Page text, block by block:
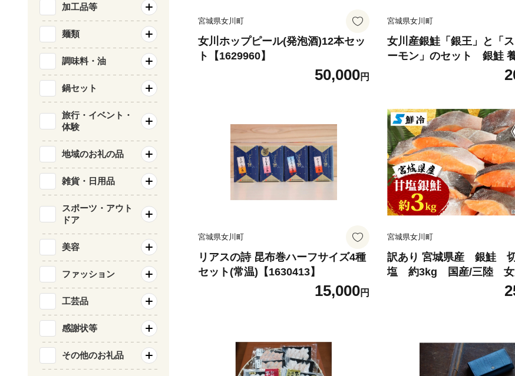
宮城県女川町
女川ホップピール(発泡酒)12本セッ
ト【1629960】
50,000円
宮城県女川町
女川産銀鮭「銀王」と「
ーモン」のセット 銀鮭
宮城県女川町
リアスの詩 昆布巻ハーフサイズ4種
セット(常温)【1630413】
15,000円
宮城県女川町
訳あり 宮城県産 銀鮭
塩 約3kg 国産/三陸 女
あり 銀鮭 さけ サケ 魚 海
塩 美味しい 人気 宮城県産
加工品等
麺類
調味料・油
鍋セット
旅行・イベント・
体験
地域のお礼の品
雑貨・日用品
スポーツ・アウト
ドア
美容
ファッション
工芸品
感謝状等
その他のお礼品